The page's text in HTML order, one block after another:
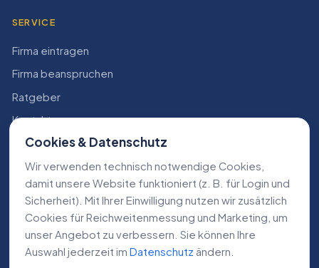
SERVICE
Firma eintragen
Firma beanspruchen
Ratgeber
Kontakt
Konto
RECHTLICHES
Impressum
Datenschutz
AGB
Cookies & Datenschutz
Wir verwenden technisch notwendige Cookies,
damit unsere Website funktioniert (z. B. für Login und
Sicherheit). Mit Ihrer Einwilligung nutzen wir zusätzlich
Cookies für Reichweiten­messung und Marketing, um
unser Angebot zu verbessern. Sie können Ihre
Auswahl jederzeit im Datenschutz ändern.